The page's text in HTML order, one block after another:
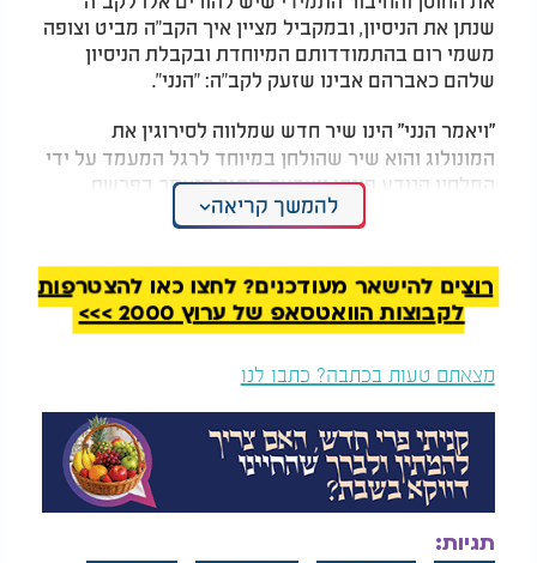
שנתן את הניסיון, ובמקביל מציין איך הקב"ה מביט וצופה
משמי רום בהתמודדותם המיוחדת ובקבלת הניסיון
שלהם כאברהם אבינו שזעק לקב"ה: "הנני".
"ויאמר הנני" הינו שיר חדש שמלווה לסירוגין את
המונולוג והוא שיר שהולחן במיוחד לרגל המעמד על ידי
המלחין הנודע פינקי וועבער, מתוך הנאמר בפרשת
העקדה, בעת שקיבל אברהם אבינו את הניסיון בעוז
ותעצומות ונענה לקריאתו של הקב"ה באומרו: "הנני".
להמשך קריאה
רוצים להישאר מעודכנים? לחצו כאן להצטרפות
לקבוצות הוואטסאפ של ערוץ 2000 >>>
מצאתם טעות בכתבה? כתבו לנו
תגיות: